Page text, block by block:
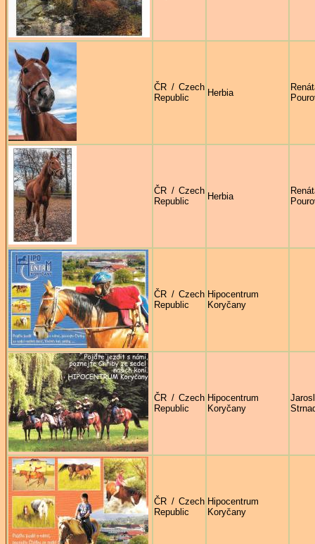
ČR / Czech
Republic
Herbia
ČR / Czech
Republic
Herbia
ČR / Czech
Republic
Hipocentrum
Koryčany
ČR / Czech
Republic
Hipocentrum
Koryčany
ČR / Czech
Republic
Hipocentrum
Koryčany